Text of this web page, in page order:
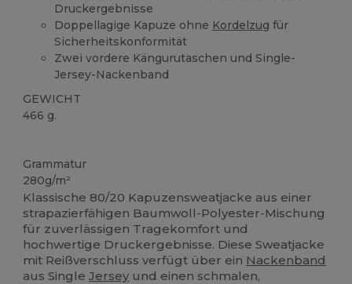
Druckergebnisse
Doppellagige Kapuze ohne Kordelzug für
Sicherheitskonformität
Zwei vordere Kängurutaschen und Single-
Jersey-Nackenband
GEWICHT
466 g.
Grammatur
280g/m²
Klassische 80/20 Kapuzensweatjacke aus einer
strapazierfähigen Baumwoll-Polyester-Mischung
für zuverlässigen Tragekomfort und
hochwertige Druckergebnisse. Diese Sweatjacke
mit Reißverschluss verfügt über ein Nackenband
aus SingleJersey und einen schmalen,